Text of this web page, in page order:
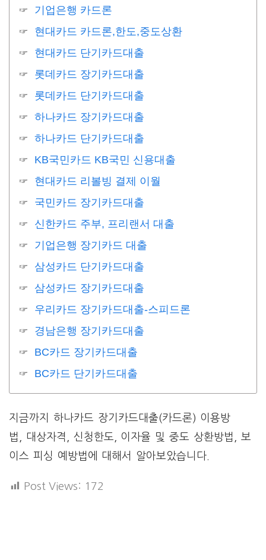
기업은행 카드론
현대카드 카드론,한도,중도상환
현대카드 단기카드대출
롯데카드 장기카드대출
롯데카드 단기카드대출
하나카드 장기카드대출
하나카드 단기카드대출
KB국민카드 KB국민 신용대출
현대카드 리볼빙 결제 이월
국민카드 장기카드대출
신한카드 주부, 프리랜서 대출
기업은행 장기카드 대출
삼성카드 단기카드대출
삼성카드 장기카드대출
우리카드 장기카드대출-스피드론
경남은행 장기카드대출
BC카드 장기카드대출
BC카드 단기카드대출
지금까지 하나카드 장기카드대출(카드론) 이용방
법, 대상자격, 신청한도, 이자율 및 중도 상환방법, 보
이스 피싱 예방법에 대해서 알아보았습니다.
Post Views: 172